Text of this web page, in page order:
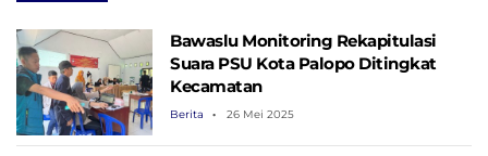
Bawaslu Monitoring Rekapitulasi
Suara PSU Kota Palopo Ditingkat
Kecamatan
Berita 26 Mei 2025